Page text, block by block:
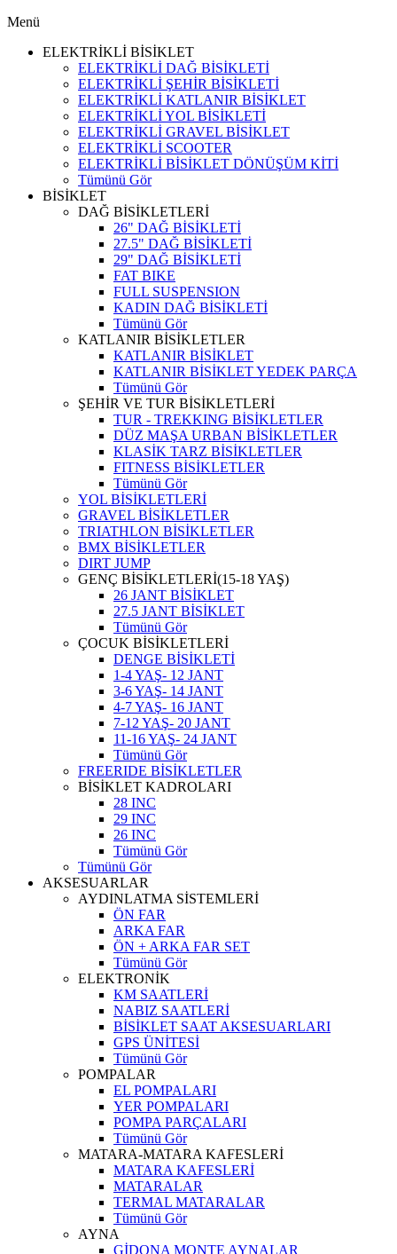
Menü
ELEKTRİKLİ BİSİKLET
ELEKTRİKLİ DAĞ BİSİKLETİ
ELEKTRİKLİ ŞEHİR BİSİKLETİ
ELEKTRİKLİ KATLANIR BİSİKLET
ELEKTRİKLİ YOL BİSİKLETİ
ELEKTRİKLİ GRAVEL BİSİKLET
ELEKTRİKLİ SCOOTER
ELEKTRİKLİ BİSİKLET DÖNÜŞÜM KİTİ
Tümünü Gör
BİSİKLET
DAĞ BİSİKLETLERİ
26" DAĞ BİSİKLETİ
27.5" DAĞ BİSİKLETİ
29" DAĞ BİSİKLETİ
FAT BIKE
FULL SUSPENSION
KADIN DAĞ BİSİKLETİ
Tümünü Gör
KATLANIR BİSİKLETLER
KATLANIR BİSİKLET
KATLANIR BİSİKLET YEDEK PARÇA
Tümünü Gör
ŞEHİR VE TUR BİSİKLETLERİ
TUR - TREKKING BİSİKLETLER
DÜZ MAŞA URBAN BİSİKLETLER
KLASİK TARZ BİSİKLETLER
FITNESS BİSİKLETLER
Tümünü Gör
YOL BİSİKLETLERİ
GRAVEL BİSİKLETLER
TRIATHLON BİSİKLETLER
BMX BİSİKLETLER
DIRT JUMP
GENÇ BİSİKLETLERİ(15-18 YAŞ)
26 JANT BİSİKLET
27.5 JANT BİSİKLET
Tümünü Gör
ÇOCUK BİSİKLETLERİ
DENGE BİSİKLETİ
1-4 YAŞ- 12 JANT
3-6 YAŞ- 14 JANT
4-7 YAŞ- 16 JANT
7-12 YAŞ- 20 JANT
11-16 YAŞ- 24 JANT
Tümünü Gör
FREERIDE BİSİKLETLER
BİSİKLET KADROLARI
28 INC
29 INC
26 INC
Tümünü Gör
Tümünü Gör
AKSESUARLAR
AYDINLATMA SİSTEMLERİ
ÖN FAR
ARKA FAR
ÖN + ARKA FAR SET
Tümünü Gör
ELEKTRONİK
KM SAATLERİ
NABIZ SAATLERİ
BİSİKLET SAAT AKSESUARLARI
GPS ÜNİTESİ
Tümünü Gör
POMPALAR
EL POMPALARI
YER POMPALARI
POMPA PARÇALARI
Tümünü Gör
MATARA-MATARA KAFESLERİ
MATARA KAFESLERİ
MATARALAR
TERMAL MATARALAR
Tümünü Gör
AYNA
GİDONA MONTE AYNALAR